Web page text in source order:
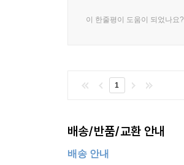
이 한줄평이 도움이 되었나요?
1
배송/반품/교환 안내
배송 안내